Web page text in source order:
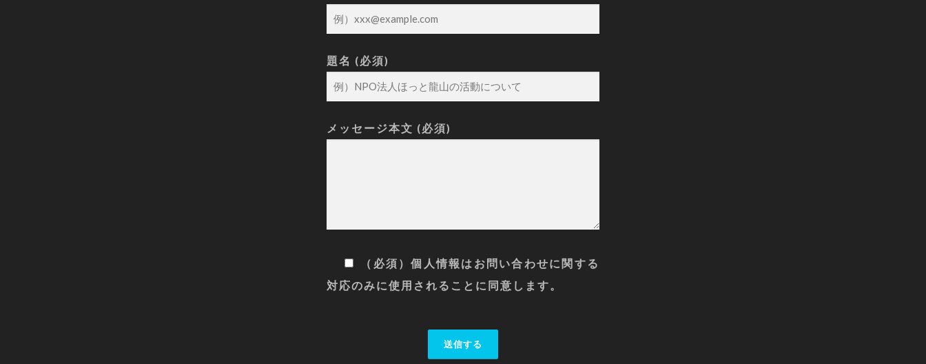
題名 (必須)
メッセージ本文 (必須)
（必須）個人情報はお問い合わせに関する
対応のみに使用されることに同意します。